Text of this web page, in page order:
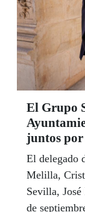
y la
meta.
El Grupo
juntos
El delegado
Melilla,
Sevilla, José
de